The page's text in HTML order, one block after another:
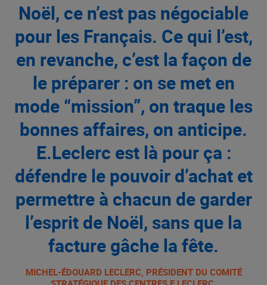
Noël, ce n’est pas négociable
pour les Français. Ce qui l’est,
en revanche, c’est la façon de
le préparer : on se met en
mode “mission”, on traque les
bonnes affaires, on anticipe.
E.Leclerc est là pour ça :
défendre le pouvoir d’achat et
permettre à chacun de garder
l’esprit de Noël, sans que la
facture gâche la fête.
MICHEL-ÉDOUARD LECLERC, PRÉSIDENT DU COMITÉ